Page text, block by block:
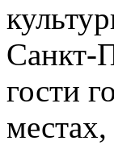
Санкт-
гости